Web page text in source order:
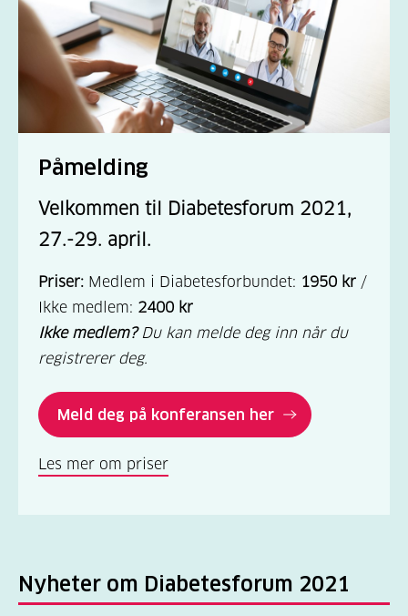
Påmelding
Velkommen til Diabetesforum 2021,
27.-29. april.
Priser: Medlem i Diabetesforbundet: 1950 kr /
Ikke medlem: 2400 kr
Ikke medlem?Du kan melde deg inn når du
registrerer deg.
Meld deg på konferansen her
Les mer om priser
Nyheter om Diabetesforum 2021